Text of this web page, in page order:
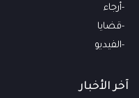
أرجاء
قضايا
الفيديو
آخر الأخبار